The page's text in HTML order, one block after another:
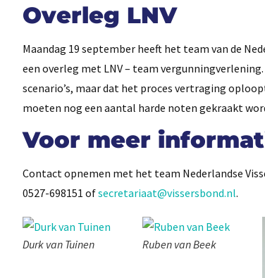
Overleg LNV
Maandag 19 september heeft het team van de
een overleg met LNV – team
scenario’s, maar dat het proces vertraging
moeten nog een aantal harde noten gekraakt
Voor meer
Contact opnemen met het team Nederlandse
0527-698151 ofsecretariaat@vissersbond.nl.
Durk van Tuinen Ruben van Beek